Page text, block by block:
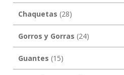
Chaquetas (28)
Gorros y Gorras (24)
Guantes (15)